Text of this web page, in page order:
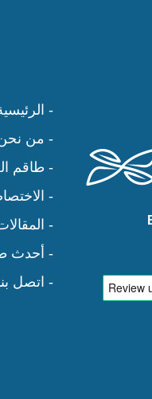
-
- من
- طاقم
-
-
- أحدث
- اتصل